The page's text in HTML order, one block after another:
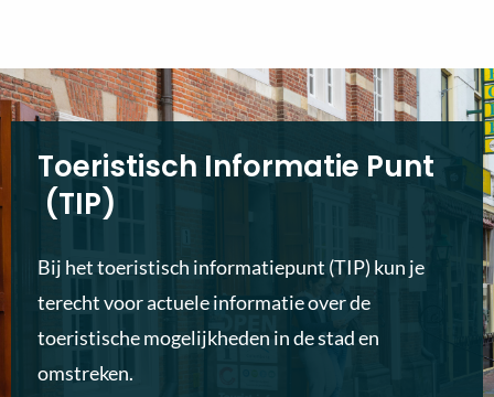
Toeristisch Informatie Punt
(TIP)
Bij het toeristisch informatiepunt (TIP) kun je
terecht voor actuele informatie over de
toeristische mogelijkheden in de stad en
omstreken.